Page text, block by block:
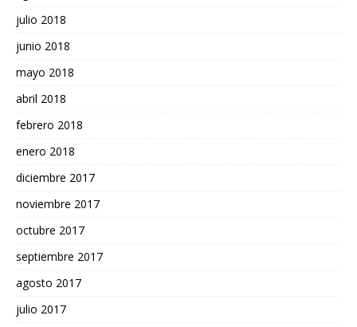
julio 2018
junio 2018
mayo 2018
abril 2018
febrero 2018
enero 2018
diciembre 2017
noviembre 2017
octubre 2017
septiembre 2017
agosto 2017
julio 2017